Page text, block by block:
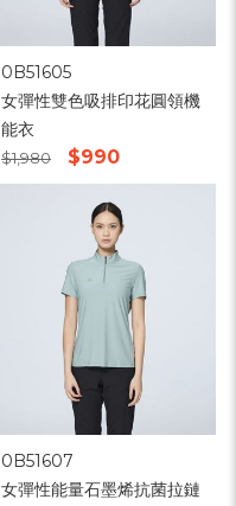
0B51605
女彈性雙色吸排印花圓領機
能衣
$1,980 $990
0B51607
女彈性能量石墨烯抗菌拉鏈